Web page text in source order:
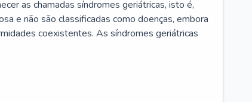
as chamadas síndromes geriátricas, isto é,
e não são classificadas como doenças, embora
coexistentes. As síndromes geriátricas